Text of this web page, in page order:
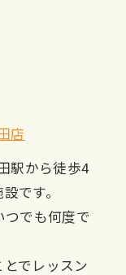
店
駅から徒歩4
です。
でも何度で
でレッスン